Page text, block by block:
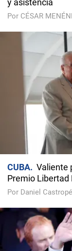
y asistencia
Por CÉSAR
CUBA
Valiente
Premio Libertad
Por Daniel Castropé